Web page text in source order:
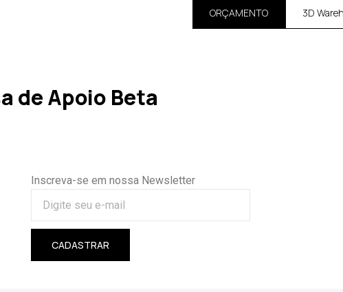
ORÇAMENTO 3D
de Apoio Beta
Inscreva-se em nossa Newsletter
CADASTRAR